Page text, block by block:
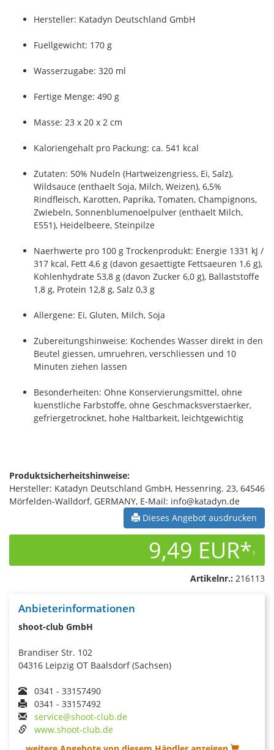
Hersteller: Katadyn Deutschland GmbH
Fuellgewicht: 170 g
Wasserzugabe: 320 ml
Fertige Menge: 490 g
Masse: 23 x 20 x 2 cm
Kaloriengehalt pro Packung: ca. 541 kcal
Zutaten: 50% Nudeln (Hartweizengriess, Ei, Salz),
Wildsauce (enthaelt Soja, Milch, Weizen), 6,5%
Rindfleisch, Karotten, Paprika, Tomaten, Champignons,
Zwiebeln, Sonnenblumenoelpulver (enthaelt Milch,
E551), Heidelbeere, Steinpilze
Naerhwerte pro 100 g Trockenprodukt: Energie 1331 kJ /
317 kcal, Fett 4,6 g (davon gesaettigte Fettsaeuren 1,6 g),
Kohlenhydrate 53,8 g (davon Zucker 6,0 g), Ballaststoffe
1,8 g, Protein 12,8 g, Salz 0,3 g
Allergene: Ei, Gluten, Milch, Soja
Zubereitungshinweise: Kochendes Wasser direkt in den
Beutel giessen, umruehren, verschliessen und 10
Minuten ziehen lassen
Besonderheiten: Ohne Konservierungsmittel, ohne
kuenstliche Farbstoffe, ohne Geschmacksverstaerker,
gefriergetrocknet, hohe Haltbarkeit, leichtgewichtig
Produktsicherheitshinweise:
Hersteller: Katadyn Deutschland GmbH, Hessenring. 23, 64546
Mörfelden-Walldorf, GERMANY, E-Mail: info@katadyn.de
Dieses Angebot ausdrucken
9,49 EUR*1
Artikelnr.: 216113
Anbieterinformationen
shoot-club GmbH
Brandiser Str. 102
04316 Leipzig OT Baalsdorf (Sachsen)
0341 - 33157490
0341 - 33157492
service@shoot-club.de
www.shoot-club.de